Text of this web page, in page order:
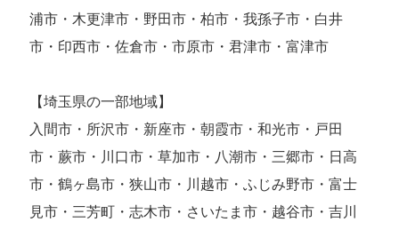
浦市・木更津市・野田市・柏市・我孫子市・白井
市・印西市・佐倉市・市原市・君津市・富津市
【埼玉県の一部地域】
入間市・所沢市・新座市・朝霞市・和光市・戸田
市・蕨市・川口市・草加市・八潮市・三郷市・日高
市・鶴ヶ島市・狭山市・川越市・ふじみ野市・富士
見市・三芳町・志木市・さいたま市・越谷市・吉川